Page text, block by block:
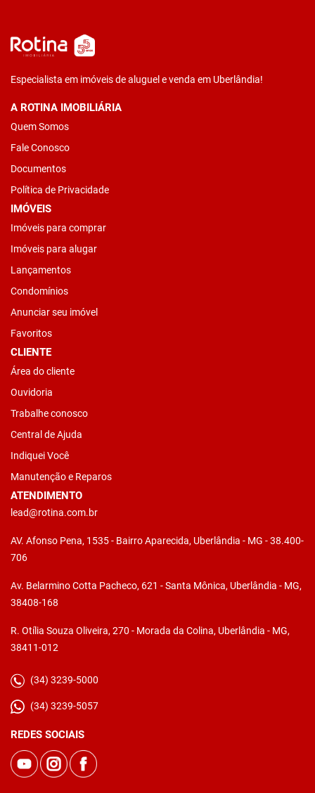
Especialista em imóveis de aluguel e venda em Uberlândia!
A ROTINA IMOBILIÁRIA
Quem Somos
Fale Conosco
Documentos
Política de Privacidade
IMÓVEIS
Imóveis para comprar
Imóveis para alugar
Lançamentos
Condomínios
Anunciar seu imóvel
Favoritos
CLIENTE
Área do cliente
Ouvidoria
Trabalhe conosco
Central de Ajuda
Indiquei Você
Manutenção e Reparos
ATENDIMENTO
lead@rotina.com.br
AV. Afonso Pena, 1535 - Bairro Aparecida, Uberlândia - MG - 38.400-
706
Av. Belarmino Cotta Pacheco, 621 - Santa Mônica, Uberlândia - MG,
38408-168
R. Otília Souza Oliveira, 270 - Morada da Colina, Uberlândia - MG,
38411-012
(34) 3239-5000
(34) 3239-5057
REDES SOCIAIS